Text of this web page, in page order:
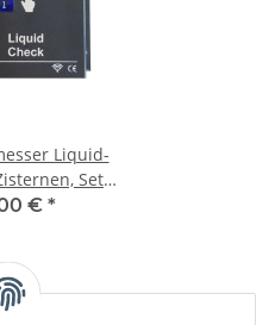
Liquid-
Set
für Home
CCU3
€ *